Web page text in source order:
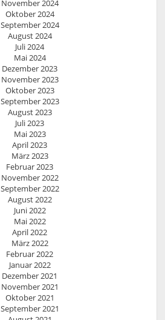
November 2024
Oktober 2024
September 2024
August 2024
Juli 2024
Mai 2024
Dezember 2023
November 2023
Oktober 2023
September 2023
August 2023
Juli 2023
Mai 2023
April 2023
März 2023
Februar 2023
November 2022
September 2022
August 2022
Juni 2022
Mai 2022
April 2022
März 2022
Februar 2022
Januar 2022
Dezember 2021
November 2021
Oktober 2021
September 2021